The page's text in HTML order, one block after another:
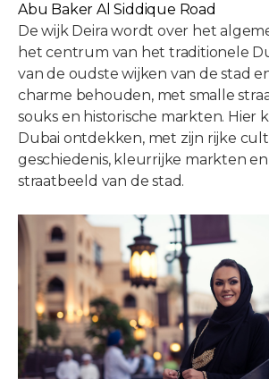
Abu Baker Al Siddique Road
De wijk Deira wordt over het
het centrum van het traditionele
van de oudste wijken van de stad
charme behouden, met smalle
souks en historische markten. Hier
Dubai ontdekken, met zijn rijke
geschiedenis, kleurrijke markten
straatbeeld van de stad.